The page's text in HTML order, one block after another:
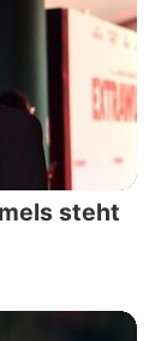
steht